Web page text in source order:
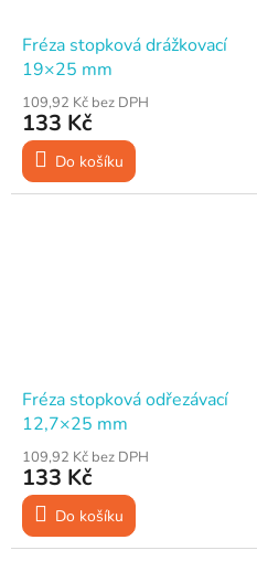
Fréza stopková drážkovací
19×25 mm
109,92 Kč bez DPH
133 Kč
Do košíku
Fréza stopková odřezávací
12,7×25 mm
109,92 Kč bez DPH
133 Kč
Do košíku